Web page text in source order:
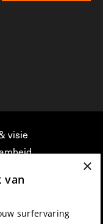
visie
bij FFG
Disclaimer
×
van
surfervaring